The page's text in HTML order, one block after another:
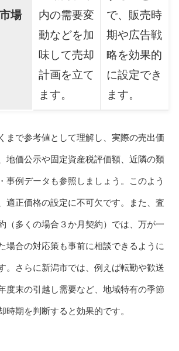
場
内の需要変
動などを加
味して売却
計画を立て
ます。
で、販売時
期や広告戦
略を効果的
に設定でき
ます。
まで参考値として理解し、実際の売出価
地価公示や固定資産税評価額、近隣の類
事例データも参照しましょう。このよう
適正価格の設定に不可欠です。また、査
（多くの場合３か月契約）では、万が一
場合の対応策も事前に相談できるように
。さらに新潟市では、例えば転勤や歓送
度末の引越し需要など、地域特有の季節
時期を判断すると効果的です。